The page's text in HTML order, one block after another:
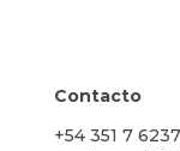
Contacto
+54 351 7